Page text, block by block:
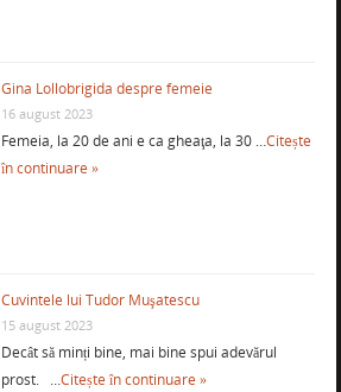
Gina Lollobrigida despre femeie
16 august 2023
Femeia, la 20 de ani e ca gheaţa, la 30 …Citește
în continuare »
Cuvintele lui Tudor Muşatescu
15 august 2023
Decât să minți bine, mai bine spui adevărul
prost. …Citește în continuare »